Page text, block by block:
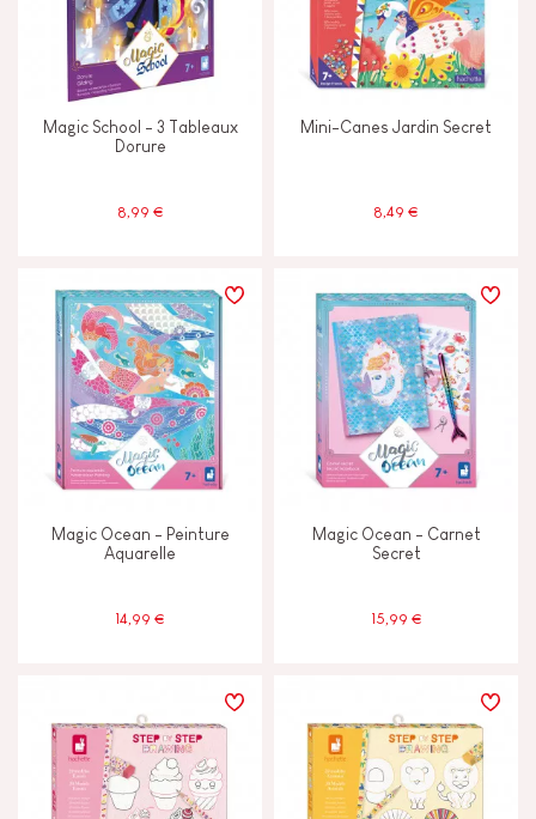
Magic School - 3 Tableaux
Dorure
8,99 €
Mini-Canes Jardin Secret
8,49 €
Magic Ocean - Peinture
Aquarelle
14,99 €
Magic Ocean - Carnet
Secret
15,99 €